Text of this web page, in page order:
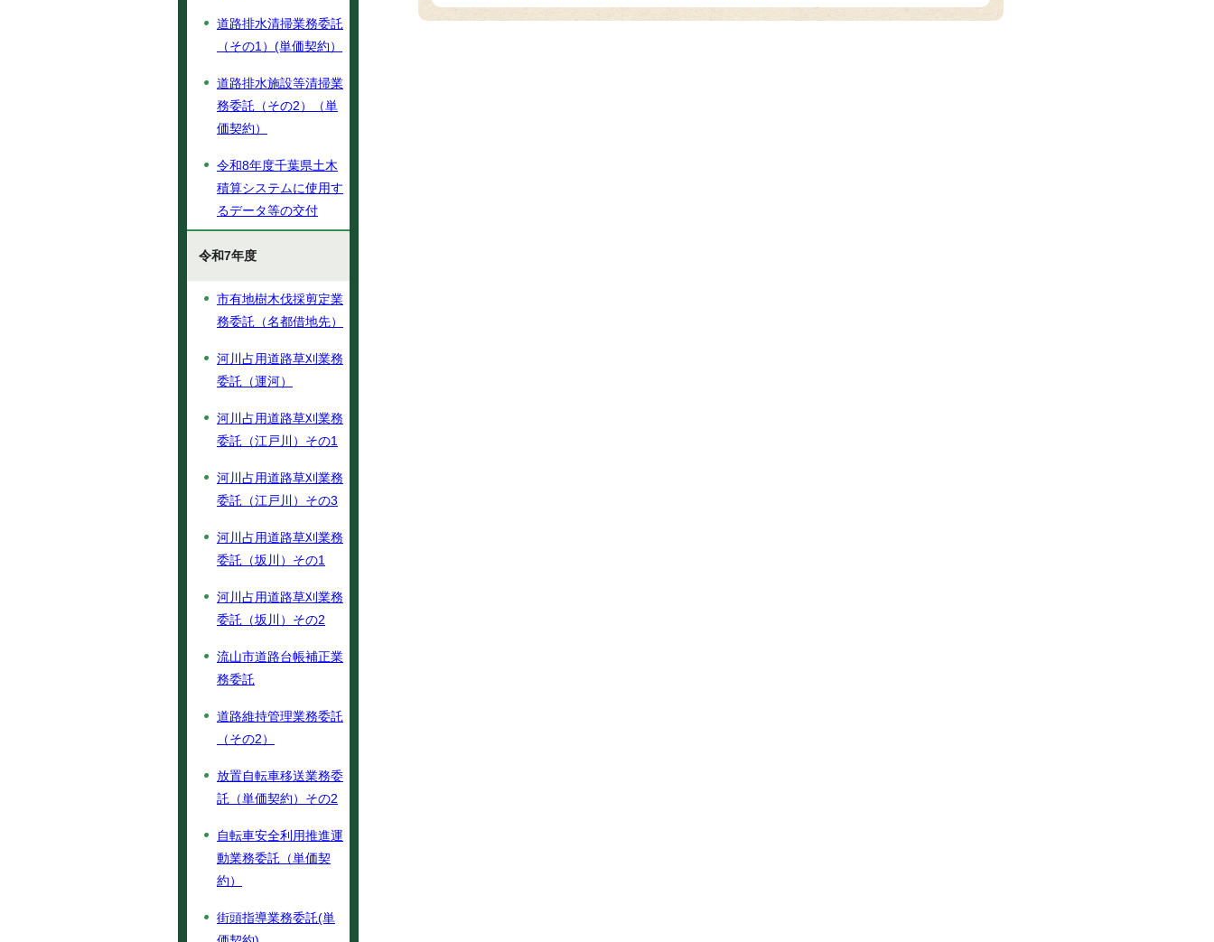
道路排水清掃業務委託
（その1）(単価契約）
道路排水施設等清掃業
務委託（その2）（単
価契約）
令和8年度千葉県土木
積算システムに使用す
るデータ等の交付
令和7年度
市有地樹木伐採剪定業
務委託（名都借地先）
河川占用道路草刈業務
委託（運河）
河川占用道路草刈業務
委託（江戸川）その1
河川占用道路草刈業務
委託（江戸川）その3
河川占用道路草刈業務
委託（坂川）その1
河川占用道路草刈業務
委託（坂川）その2
流山市道路台帳補正業
務委託
道路維持管理業務委託
（その2）
放置自転車移送業務委
託（単価契約）その2
自転車安全利用推進運
動業務委託（単価契
約）
街頭指導業務委託(単